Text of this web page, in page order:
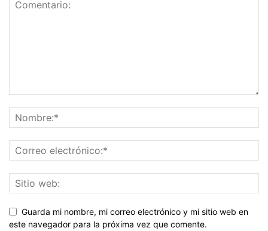
Guarda mi nombre, mi correo electrónico y mi sitio web en
este navegador para la próxima vez que comente.